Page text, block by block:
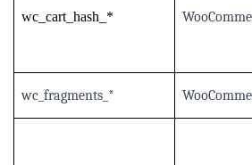
wc_cart_hash_*
wc_fragments_*